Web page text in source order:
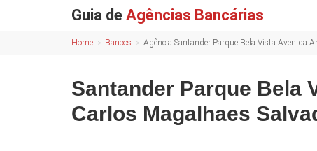
Guia de Agências Bancárias
Home Bancos Agência Santander Parque Bela Vista Avenida
Santander Parque Bela
Carlos Magalhaes